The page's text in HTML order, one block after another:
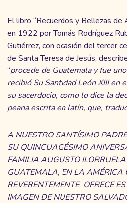
El libro “Recuerdos y Bellezas de
en 1922 por Tomás Rodríguez
Gutiérrez, con ocasión del tercer
de Santa Teresa de Jesús,
“procede de Guatemala y fue
recibió Su Santidad León XIII en
su sacerdocio, como lo dice la
peana escrita en latín, que,
A NUESTRO SANTÍSIMO
SU QUINCUAGÉSIMO
FAMILIA AUGUSTO
GUATEMALA, EN LA AMÉRICA
REVERENTEMENTE OFRECE
IMAGEN DE NUESTRO